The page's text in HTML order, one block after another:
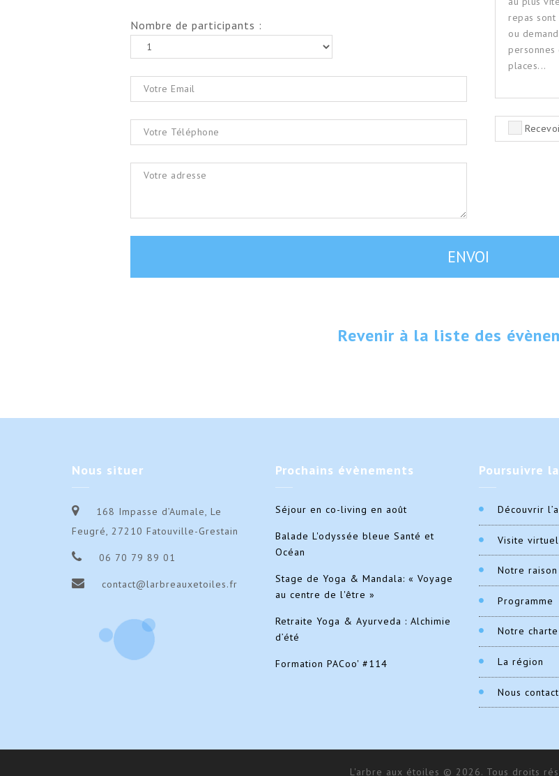
Nombre de participants :
Revenir à la liste des
Nous situer
168 Impasse d’Aumale, Le
Feugré, 27210 Fatouville-Grestain
06 70 79 89 01
contact@larbreauxetoiles.fr
Prochains évènements
Séjour en co-living en août
Balade L'odyssée bleue Santé et
Océan
Stage de Yoga & Mandala: « Voyage
au centre de l'être »
Retraite Yoga & Ayurveda : Alchimie
d’été
Formation PACoo' #114
Poursuivre
Découvrir
Visite
Notre raison
Programme
Notre
La région
Nous
L'arbre aux étoiles © 2026. Tous droits